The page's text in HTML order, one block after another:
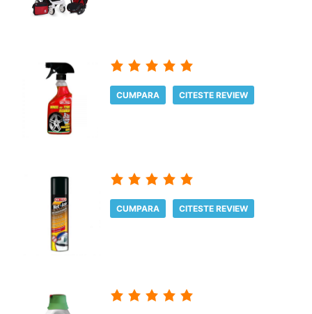
CUMPARA CITESTE REVIEW
CUMPARA CITESTE REVIEW